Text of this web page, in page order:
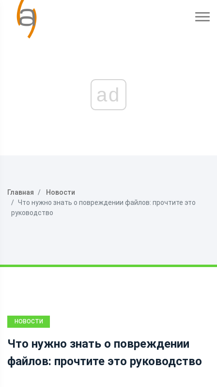
ad
Главная
Новости
Что нужно знать о повреждении файлов: прочтите это
руководство
НОВОСТИ
Что нужно знать о повреждении
файлов: прочтите это руководство